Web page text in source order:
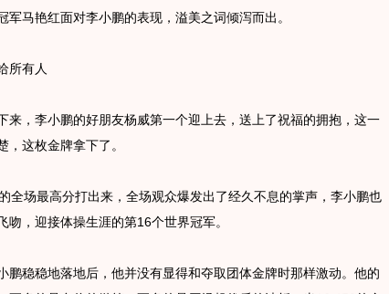
军马艳红面对李小鹏的表现，溢美之词倾泻而出。
有人
，李小鹏的好朋友杨威第一个迎上去，送上了祝福的拥抱，这一
，这枚金牌拿下了。
场最高分打出来，全场观众爆发出了经久不息的掌声，李小鹏也
吻，迎接体操生涯的第16个世界冠军。
稳稳地落地后，他并没有显得和夺取团体金牌时那样激动。他的